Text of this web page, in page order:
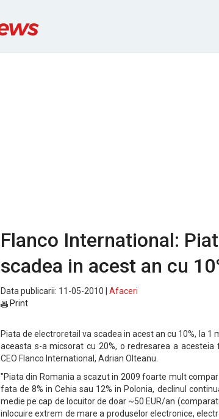
Flanco International:
scadea in acest an cu
Data publicarii: 11-05-2010 | Afaceri
Print
Piata de electroretail va scadea in acest an cu 10%, la 1
aceasta s-a micsorat cu 20%, o redresarea a
CEO Flanco International, Adrian Olteanu.
"Piata din Romania a scazut in 2009 foarte mult
fata de 8% in Cehia sau 12% in Polonia, declinul
medie pe cap de locuitor de doar ~50 EUR/an
inlocuire extrem de mare a produselor electronice,